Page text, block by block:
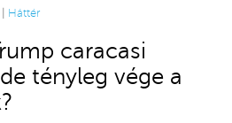
Háttér
caracasi
tényleg vége a